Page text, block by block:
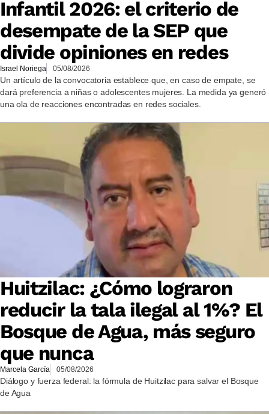
Infantil 2026: el criterio de
desempate de la SEP que
divide opiniones en redes
Israel Noriega 05/08/2026
Un artículo de la convocatoria establece que, en caso de empate, se
dará preferencia a niñas o adolescentes mujeres. La medida ya generó
una ola de reacciones encontradas en redes sociales.
Huitzilac: ¿Cómo lograron
reducir la tala ilegal al 1%? El
Bosque de Agua, más seguro
que nunca
Marcela García 05/08/2026
Diálogo y fuerza federal: la fórmula de Huitzilac para salvar el Bosque
de Agua